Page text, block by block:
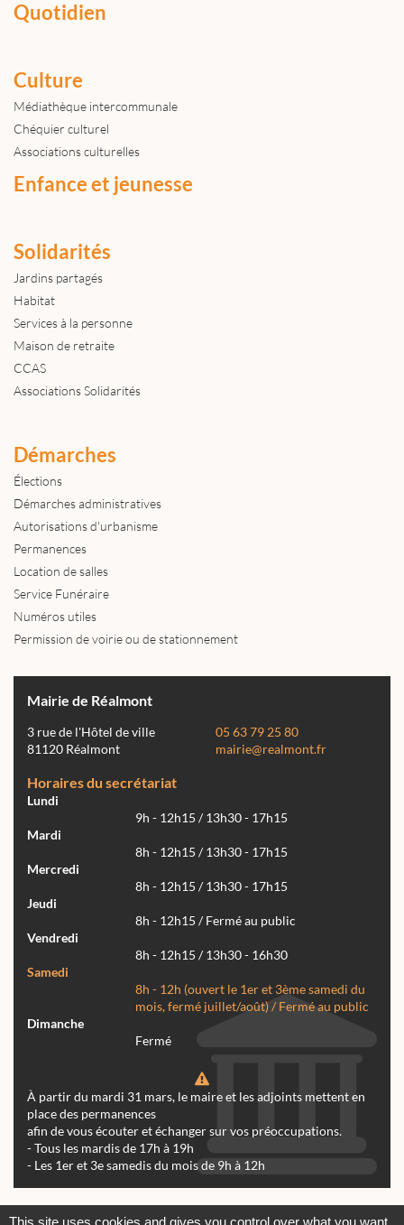
Quotidien
Culture
Médiathèque intercommunale
Chéquier culturel
Associations culturelles
Enfance et jeunesse
Solidarités
Jardins partagés
Habitat
Services à la personne
Maison de retraite
CCAS
Associations Solidarités
Démarches
Élections
Démarches administratives
Autorisations d'urbanisme
Permanences
Location de salles
Service Funéraire
Numéros utiles
Permission de voirie ou de stationnement
Mairie de Réalmont
3 rue de l'Hôtel de ville
81120 Réalmont
05 63 79 25 80
mairie@realmont.fr
Horaires du secrétariat
Lundi
9h - 12h15 / 13h30 - 17h15
Mardi
8h - 12h15 / 13h30 - 17h15
Mercredi
8h - 12h15 / 13h30 - 17h15
Jeudi
8h - 12h15 / Fermé au public
Vendredi
8h - 12h15 / 13h30 - 16h30
Samedi
8h - 12h (ouvert le 1er et 3ème samedi du
mois, fermé juillet/août) / Fermé au public
Dimanche
Fermé
À partir du mardi 31 mars, le maire et les adjoints mettent en
place des permanences
afin de vous écouter et échanger sur vos préoccupations.
- Tous les mardis de 17h à 19h
- Les 1er et 3e samedis du mois de 9h à 12h
This site uses cookies and gives you control over what you want